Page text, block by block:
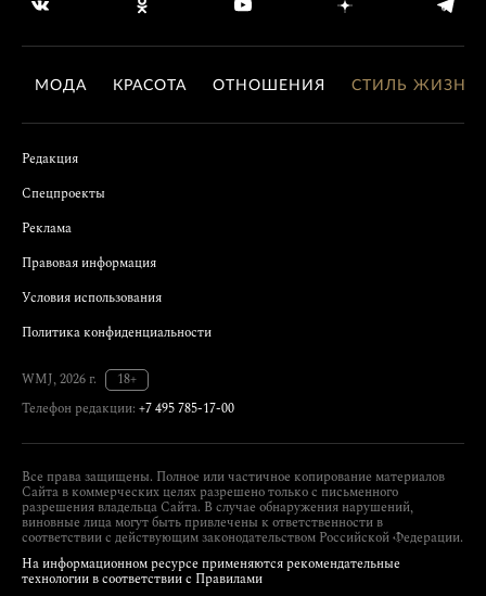
МОДА КРАСОТА ОТНОШЕНИЯ СТИЛЬ ЖИЗНИ
Редакция
Спецпроекты
Реклама
Правовая информация
Условия использования
Политика конфиденциальности
WMJ, 2026 г.
18+
Телефон редакции: +7 495 785-17-00
Все права защищены. Полное или частичное копирование материалов
Сайта в коммерческих целях разрешено только с письменного
разрешения владельца Сайта. В случае обнаружения нарушений,
виновные лица могут быть привлечены к ответственности в
соответствии с действующим законодательством Российской Федерации.
На информационном ресурсе применяются рекомендательные
технологии в соответствии с Правилами